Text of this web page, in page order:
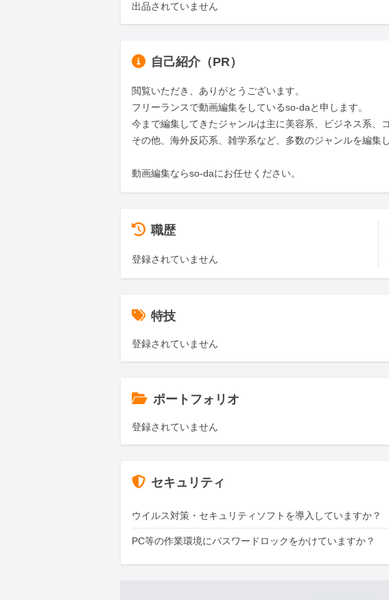
出品されていません
自己紹介（PR）
閲覧いただき、ありがとうございます。
フリーランスで動画編集をしているso-daと申します。
今まで編集してきたジャンルは主に美容系、ビジネス系、
その他、海外反応系、雑学系など、多数のジャンルを編集
動画編集ならso-daにお任せください。
職歴
登録されていません
特技
登録されていません
ポートフォリオ
登録されていません
セキュリティ
ウイルス対策・セキュリティソフトを導入していますか？
PC等の作業環境にパスワードロックをかけていますか？